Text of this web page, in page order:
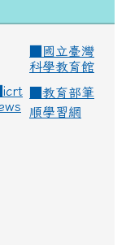
國立臺灣
科學教育館
icrt
教育部筆
順學習網